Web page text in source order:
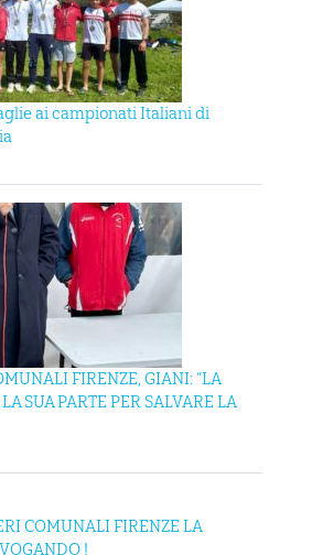
ai campionati Italiani di
FIRENZE, GIANI: “LA
SUA PARTE PER SALVARE LA
COMUNALI FIRENZE LA
!